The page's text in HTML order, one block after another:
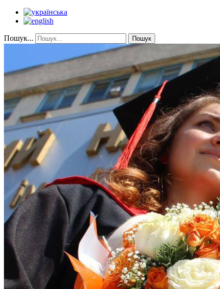
Пошук... Пошук